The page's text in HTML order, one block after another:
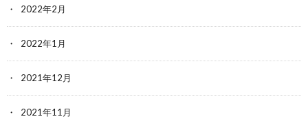
2022年2月
2022年1月
2021年12月
2021年11月